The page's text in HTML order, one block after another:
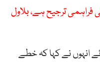
فراہمی ترجیح ہے، بلاول
انہوں نے کہا کہ خطے